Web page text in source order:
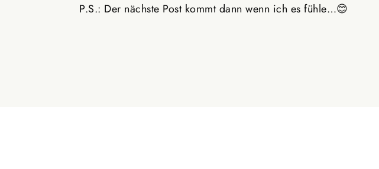
P.S.: Der nächste Post kommt dann wenn ich es fühle…😊